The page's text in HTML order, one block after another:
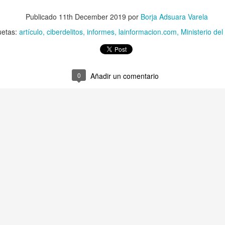
Publicado 11th December 2019 por Borja Adsuara Varela
artículo ciberdelitos informes lainformacion.com Ministerio
0 Añadir un comentario
lo llaman “moderación de contenidos” cuando quieren decir
controlará la ‘desinformación’ y el ‘discurso del odio’ en Internet?